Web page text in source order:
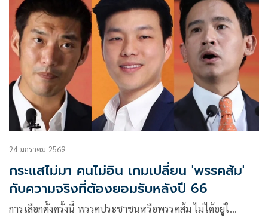
24 มกราคม 2569
กระแสไม่มา คนไม่อิน เกมเปลี่ยน 'พรรคส้ม'
กับความจริงที่ต้องยอมรับหลังปี 66
การเลือกตั้งครั้งนี้ พรรคประชาชนหรือพรรคส้ม ไม่ได้อยู่ใ…